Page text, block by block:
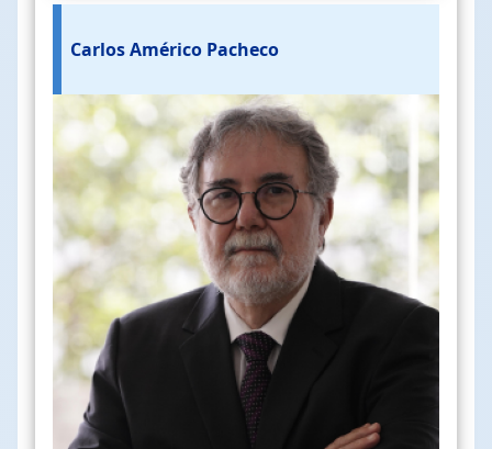
Carlos Américo Pacheco